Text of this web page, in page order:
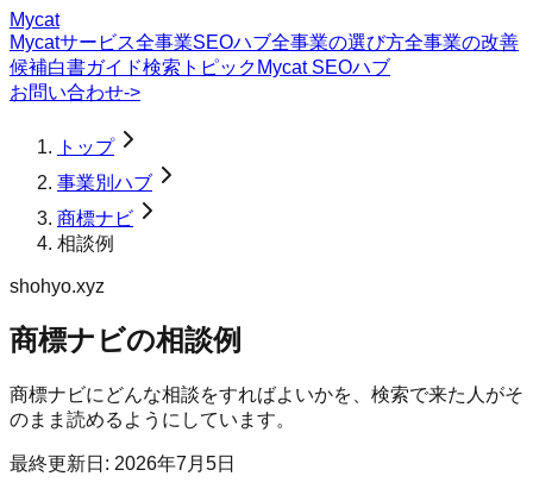
Mycat
Mycatサービス全事業SEOハブ全事業の選び方全事業の改善
候補白書ガイド検索トピック Mycat SEOハブ
お問い合わせ->
トップ
事業別ハブ
商標ナビ
相談例
shohyo.xyz
商標ナビの相談例
商標ナビにどんな相談をすればよいかを、検索で来た人がそ
のまま読めるようにしています。
最終更新日: 2026年7月5日